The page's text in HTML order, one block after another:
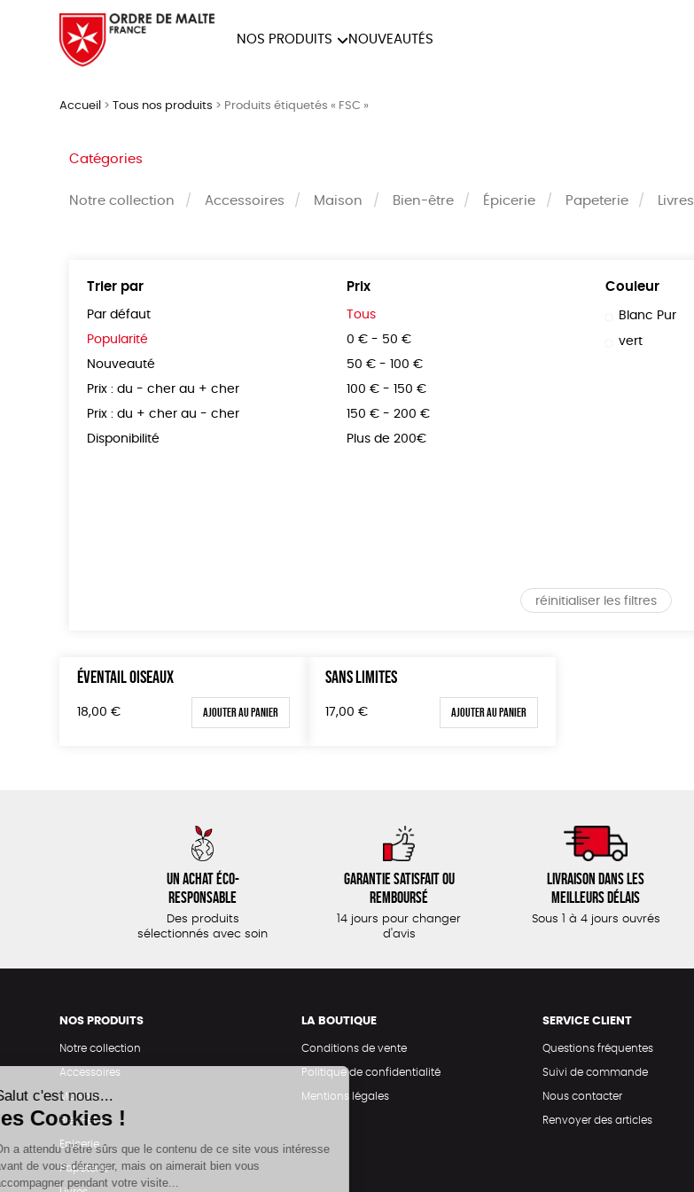
NOS PRODUITS NOUVEAUTÉS
Accueil >Tous nos produits > Produits étiquetés « FSC »
Catégories
Notre collection Accessoires Maison Bien-être Épicerie Papeterie Livres
Trier par
Par défaut
Popularité
Nouveauté
Prix : du - cher au + cher
Prix : du + cher au - cher
Disponibilité
Prix
Tous
0 € - 50 €
50 € - 100 €
100 € - 150 €
150 € - 200 €
Plus de 200€
Couleur
Blanc Pur
vert
réinitialiser les filtres
ÉVENTAIL OISEAUX
18,00 € Ajouter au panier
SANS LIMITES
17,00 € Ajouter au panier
Un achat éco-
responsable
Des produits
sélectionnés avec soin
Garantie satisfait ou
remboursé
14 jours pour changer
d'avis
Livraison dans les
meilleurs délais
Sous 1 à 4 jours ouvrés
NOS PRODUITS
Notre collection
Accessoires
Maison
Bien-être
Epicerie
Papeterie
LA BOUTIQUE
Conditions de vente
Politique de confidentialité
Mentions légales
SERVICE CLIENT
Questions fréquentes
Suivi de commande
Nous contacter
Renvoyer des articles